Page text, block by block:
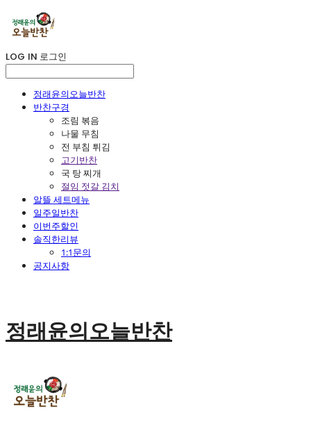
LOG IN 로그인
정래윤의오늘반찬
반찬구경
조림 볶음
나물 무침
전 부침 튀김
고기반찬
국 탕 찌개
절임 젓갈 김치
알뜰 세트메뉴
일주일반찬
이번주할인
솔직한리뷰
1:1문의
공지사항
정래윤의오늘반찬